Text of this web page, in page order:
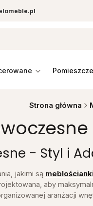
Strona główna
- Styl i
jakimi są
aby
aranżacji